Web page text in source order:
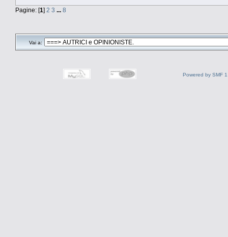
Pagine: [1] 2 3 ... 8
Vai a:
Powered by SMF